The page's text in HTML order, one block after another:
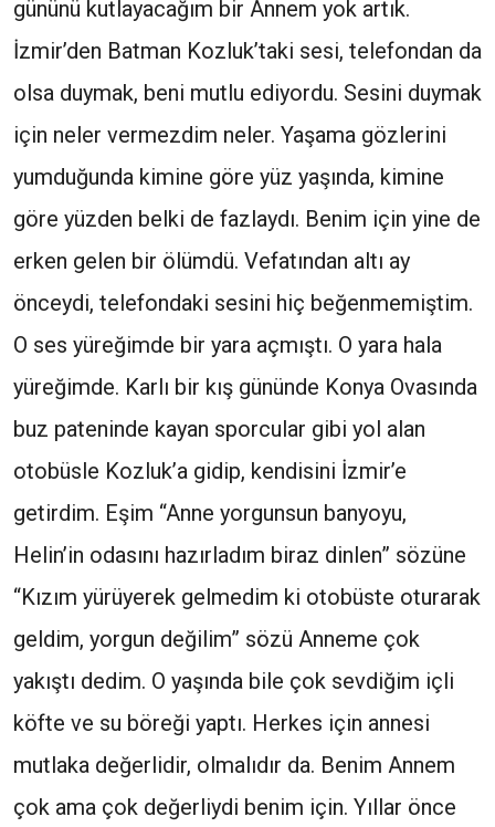
gününü kutlayacağım bir Annem yok artık.
İzmir’den Batman Kozluk’taki sesi, telefondan da
olsa duymak, beni mutlu ediyordu. Sesini duymak
için neler vermezdim neler. Yaşama gözlerini
yumduğunda kimine göre yüz yaşında, kimine
göre yüzden belki de fazlaydı. Benim için yine de
erken gelen bir ölümdü. Vefatından altı ay
önceydi, telefondaki sesini hiç beğenmemiştim.
O ses yüreğimde bir yara açmıştı. O yara hala
yüreğimde. Karlı bir kış gününde Konya Ovasında
buz pateninde kayan sporcular gibi yol alan
otobüsle Kozluk’a gidip, kendisini İzmir’e
getirdim. Eşim “Anne yorgunsun banyoyu,
Helin’in odasını hazırladım biraz dinlen” sözüne
“Kızım yürüyerek gelmedim ki otobüste oturarak
geldim, yorgun değilim” sözü Anneme çok
yakıştı dedim. O yaşında bile çok sevdiğim içli
köfte ve su böreği yaptı. Herkes için annesi
mutlaka değerlidir, olmalıdır da. Benim Annem
çok ama çok değerliydi benim için. Yıllar önce